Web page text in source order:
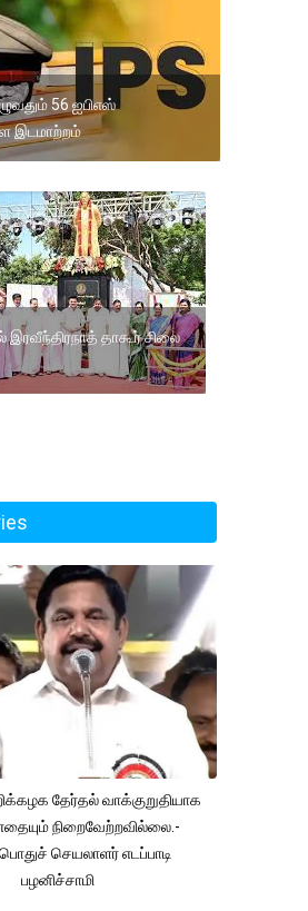
56 ஐபிஎஸ்
இடமாற்றம்
தாகூர் சிலை
தேர்தல் வாக்குறுதியாக
நிறைவேற்றவில்லை.-
செயலாளர் எடப்பாடி
பழனிச்சாமி